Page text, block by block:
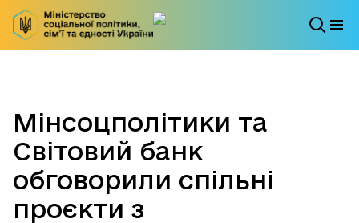
Мінсоцполітики та
Світовий банк
обговорили спільні
проєкти з